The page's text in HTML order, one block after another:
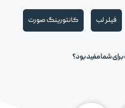
فیلر لب کانتورینگ صورت
برای شما مفید بود؟